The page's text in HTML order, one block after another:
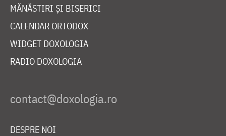
MĂNĂSTIRI ȘI BISERICI
CALENDAR ORTODOX
WIDGET DOXOLOGIA
RADIO DOXOLOGIA
DESPRE NOI